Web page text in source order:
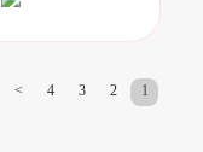
1
2
3
4
>